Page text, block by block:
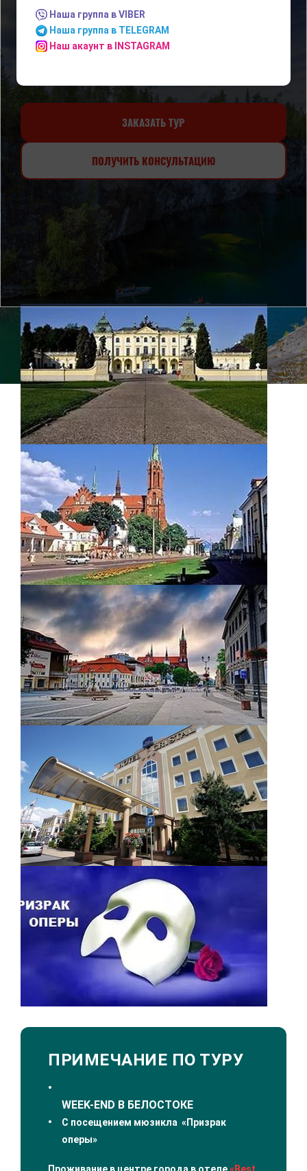
ЗАКАЗАТЬ ТУР
ПОЛУЧИТЬ КОНСУЛЬТАЦИЮ
ФОТОГАЛЕРЕЯ
ПРИМЕЧАНИЕ ПО ТУРУ
WEEK-END В БЕЛОСТОКЕ
С посещением мюзикла «Призрак
оперы»
Наша группа в VIBER
Наша группа в TELEGRAM
Наш акаунт в INSTAGRAM